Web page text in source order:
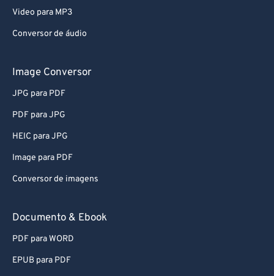
Video para MP3
Conversor de áudio
Image Conversor
JPG para PDF
PDF para JPG
HEIC para JPG
Image para PDF
Conversor de imagens
Documento & Ebook
PDF para WORD
EPUB para PDF